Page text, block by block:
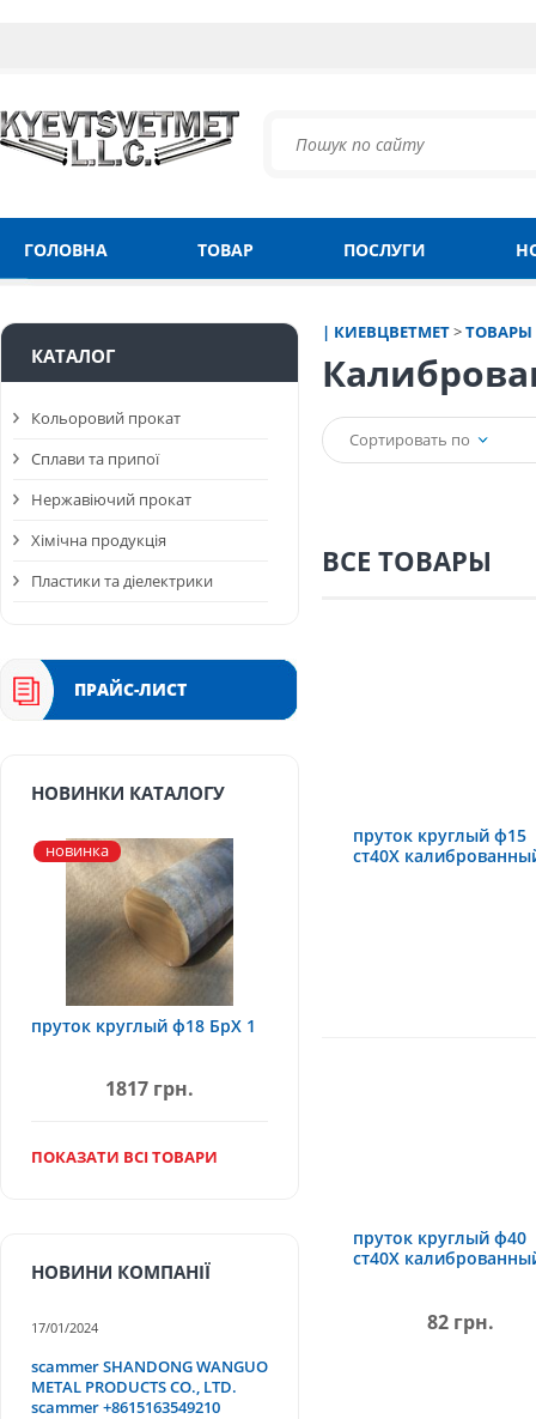
ГОЛОВНА ТОВАР ПОСЛУГИ
| КИЕВЦВЕТМЕТ>ТОВАРЫ
Сортировать по
ВСЕ ТОВАРЫ
пруток круглый ф15
ст40Х
пруток круглый ф40
ст40Х
82 грн.
КАТАЛОГ
Кольоровий прокат
Сплави та припої
Нержавіючий прокат
Хімічна продукція
Пластики та діелектрики
ПРАЙС-ЛИСТ
НОВИНКИ КАТАЛОГУ
новинка
пруток круглый ф18 БрХ 1
1817 грн.
ПОКАЗАТИ ВСІ ТОВАРИ
НОВИНИ КОМПАНІЇ
17/01/2024
scammer SHANDONG WANGUO
METAL PRODUCTS CO., LTD.
scammer +8615163549210